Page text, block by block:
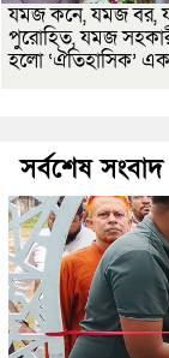
যমজ কনে, যমজ বর,
পুরোহিত, যমজ
হলো ‘ঐতিহাসিক’
সর্বশেষ সংবাদ